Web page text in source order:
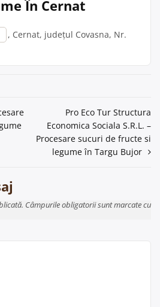
În Cernat
, Cernat, județul Covasna, Nr.
Pro Eco Tur Structura
Economica Sociala S.R.L. –
Procesare sucuri de fructe si
legume în Targu Bujor
Câmpurile obligatorii sunt marcate cu